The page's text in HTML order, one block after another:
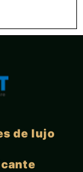
de lujo